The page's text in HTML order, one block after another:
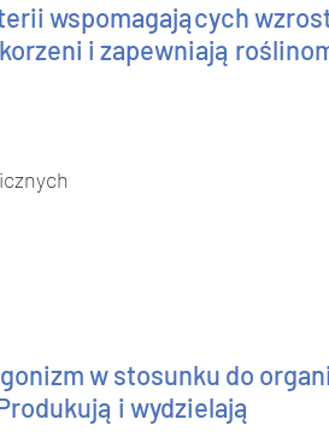
wspomagających
i zapewniają
w stosunku do
i wydzielają